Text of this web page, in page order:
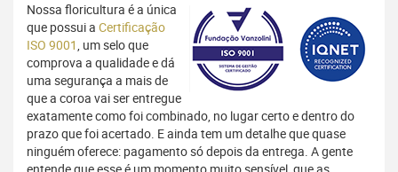
Nossa floricultura é a única
que possui a Certificação
ISO 9001, um selo que
comprova a qualidade e dá
uma segurança a mais de
que a coroa vai ser entregue
exatamente como foi combinado, no lugar certo e dentro do
prazo que foi acertado. E ainda tem um detalhe que quase
ninguém oferece: pagamento só depois da entrega. A gente